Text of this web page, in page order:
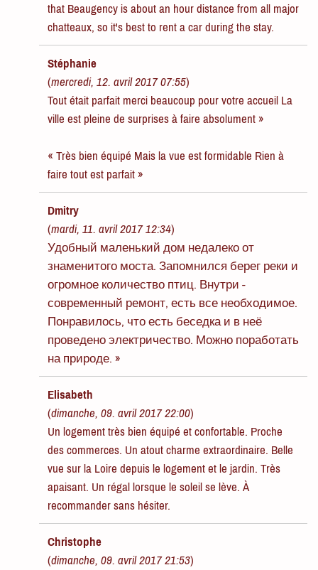
that Beaugency is about an hour distance from all major
chatteaux, so it's best to rent a car during the stay.
Stéphanie
(mercredi, 12. avril 2017 07:55)
Tout était parfait merci beaucoup pour votre accueil La
ville est pleine de surprises à faire absolument »
« Très bien équipé Mais la vue est formidable Rien à
faire tout est parfait »
Dmitry
(mardi, 11. avril 2017 12:34)
Удобный маленький дом недалеко от
знаменитого моста. Запомнился берег реки и
огромное количество птиц. Внутри -
современный ремонт, есть все необходимое.
Понравилось, что есть беседка и в неё
проведено электричество. Можно поработать
на природе. »
Elisabeth
(dimanche, 09. avril 2017 22:00)
Un logement très bien équipé et confortable. Proche
des commerces. Un atout charme extraordinaire. Belle
vue sur la Loire depuis le logement et le jardin. Très
apaisant. Un régal lorsque le soleil se lève. À
recommander sans hésiter.
Christophe
(dimanche, 09. avril 2017 21:53)